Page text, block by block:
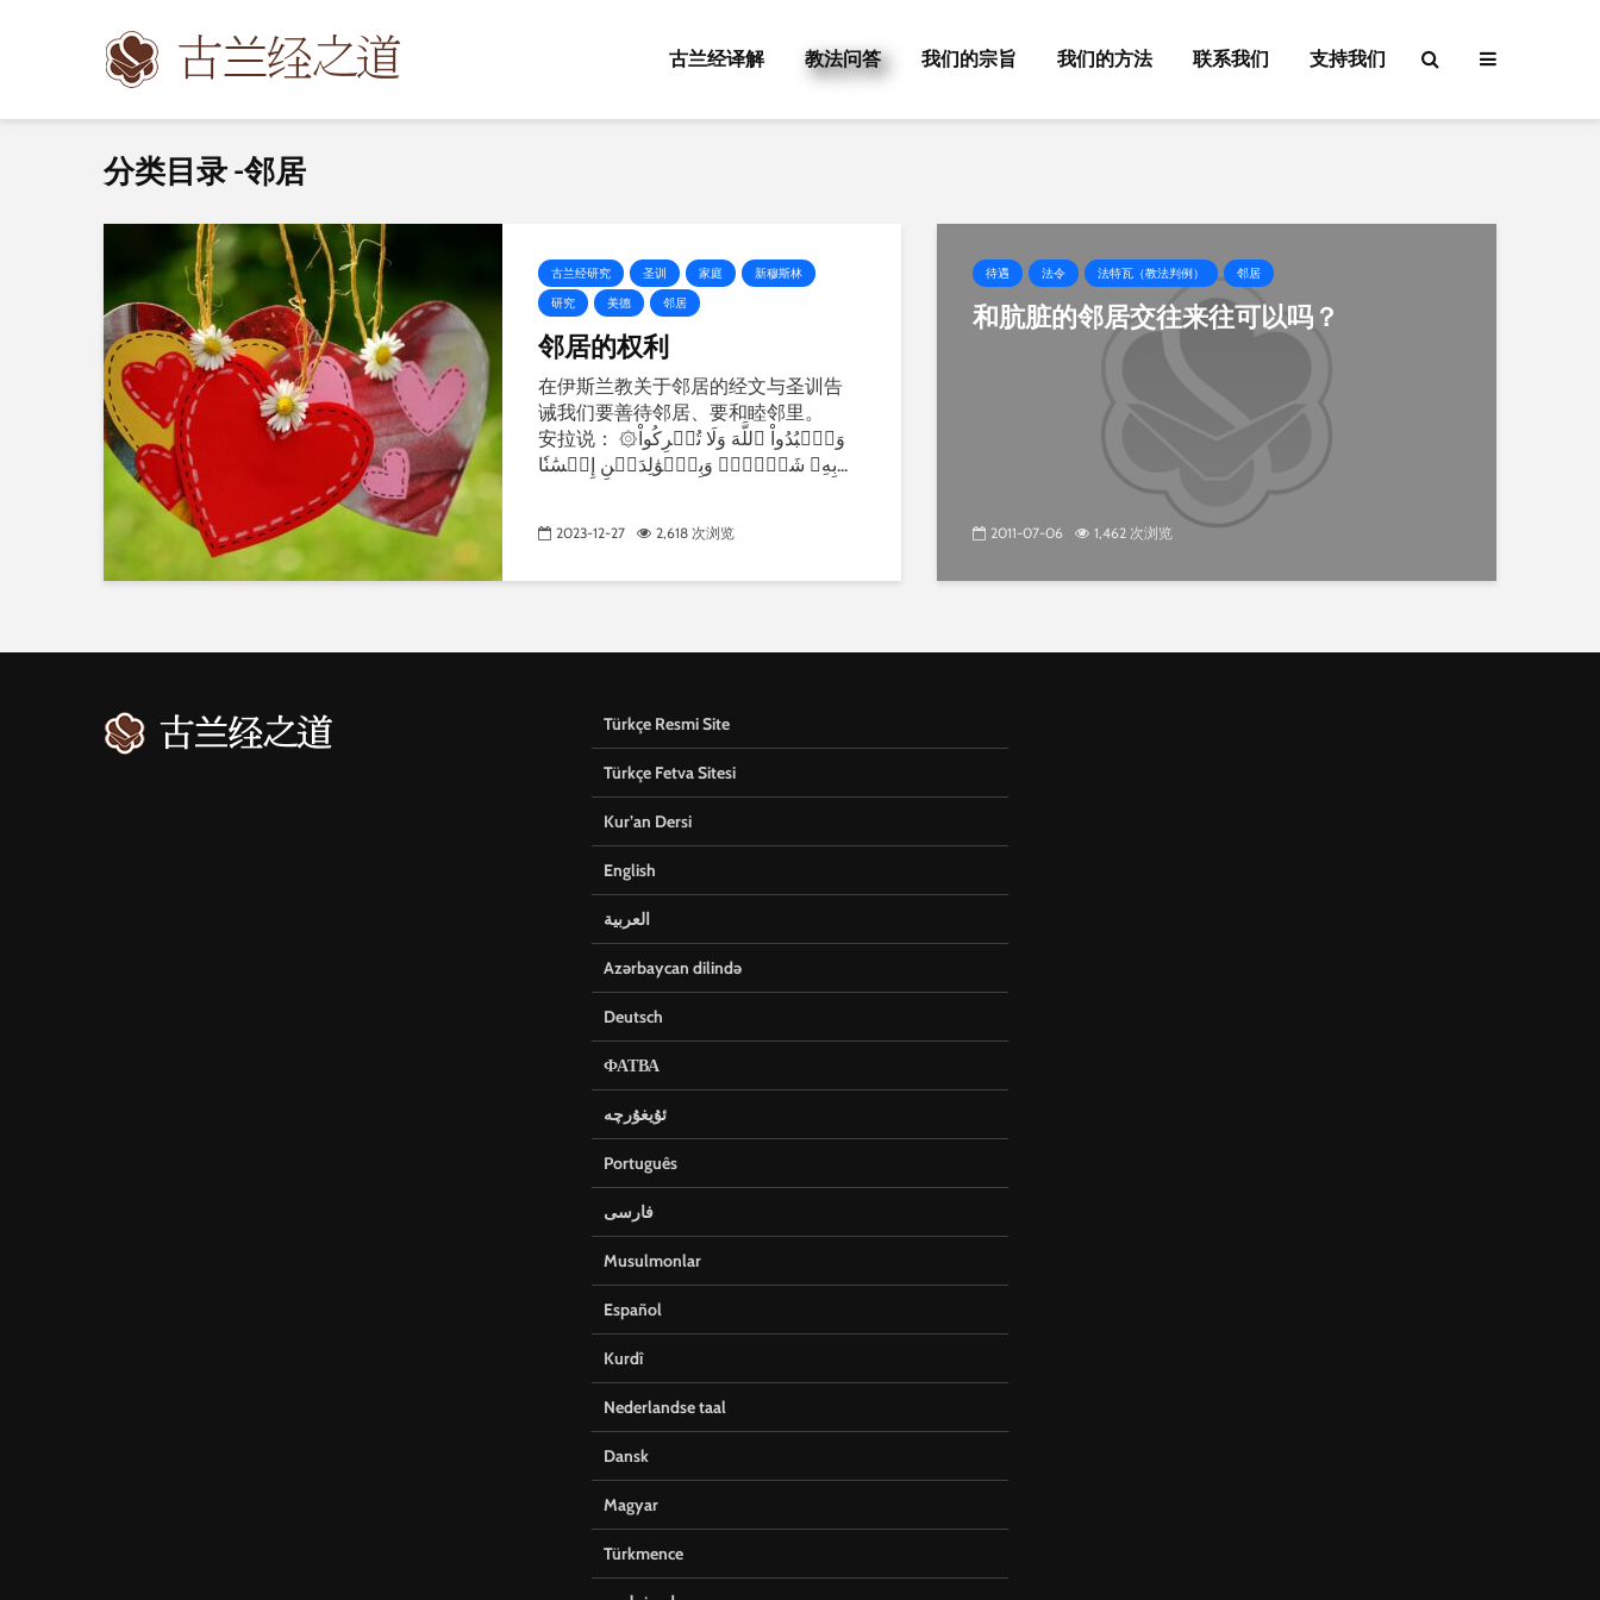
古兰经译解 教法问答 我们的宗旨 我们的方法 联系我们 支持我们
分类目录 -邻居
古兰经研究 圣训 家庭
新穆斯林
研究
美德 邻居
邻居的权利
在伊斯兰教关于邻居的经文与圣训告
诫我们要善待邻居、要和睦邻里。
安拉说： ۞وَٱعۡبُدُواْ ٱللَّهَ وَلَا تُشۡرِكُواْ
بِهِۦ شَيۡ‍ٔٗاۖ وَبِٱلۡوَٰلِدَيۡنِ إِحۡسَٰنٗا...
2023-12-27 2,618 次浏览
待遇 法令 法特瓦（教法判例） 邻居
和肮脏的邻居交往来往可以吗？
2011-07-06 1,462 次浏览
Türkçe Resmi Site
Türkçe Fetva Sitesi
Kur’an Dersi
English
العربية
Azərbaycan dilində
Deutsch
ФАТВА
ئۇيغۇرچە
Português
فارسی
Musulmonlar
Español
Kurdî
Nederlandse taal
Dansk
Magyar
Türkmence